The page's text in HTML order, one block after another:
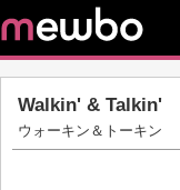
Walkin' & Talkin'
ウォーキン＆トーキン